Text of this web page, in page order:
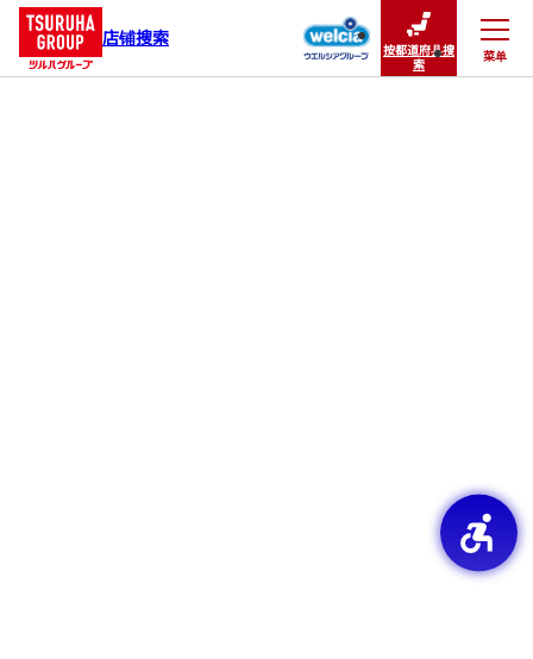
店铺搜索
按都道府县搜
索
菜单
关闭